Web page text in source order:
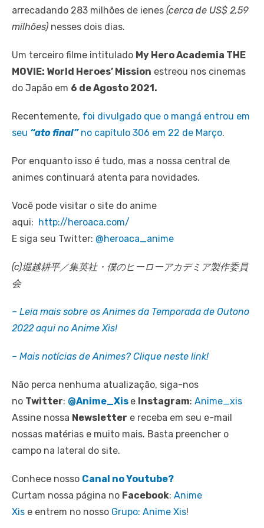
arrecadando 283 milhões de ienes (cerca de US$ 2,59
milhões) nesses dois dias.
Um terceiro filme intitulado My Hero Academia THE
MOVIE: World Heroes’ Mission estreou nos cinemas
do Japão em 6 de Agosto 2021.
Recentemente, foi divulgado que o mangá entrou em
seu “ato final”no capítulo 306 em 22 de Março.
Por enquanto isso é tudo, mas a nossa central de
animes continuará atenta para novidades.
Você pode visitar o site do anime
aqui: http://heroaca.com/
E siga seu Twitter: @heroaca_anime
(c)堀越耕平／集英社・僕のヒーローアカデミア製作委員
会
– Leia mais sobre os Animes da Temporada de Outono
2022 aqui no Anime Xis!
– Mais notícias de Animes? Clique neste link!
Não perca nenhuma atualização, siga-nos
no Twitter: @Anime_Xis e Instagram: Anime_xis
Assine nossa Newsletter e receba em seu e-mail
nossas matérias e muito mais. Basta preencher o
campo na lateral do site.
Conhece nosso Canal no Youtube?
Curtam nossa página no Facebook: Anime
Xis e entrem no nosso Grupo: Anime Xis!